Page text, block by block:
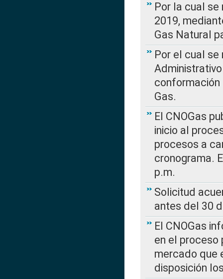
Por la cual
2019,
Gas Natural
Por el cual
conformación
Gas.
El CNOGas
inicio al
procesos a
cronograma.
p.m.
Solicitud
antes del 30
El CNOGas
en el
mercado que
disposición